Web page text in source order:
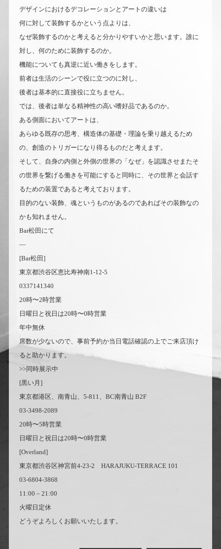
デザインにおけるデコレーションとアートの違いは
何に対して装飾するかという点よりは、
なぜ装飾するのかと考えると分かりやすいかと思います。誰に
対し、何のために装飾するのか。
機能についても真逆に近い働きをします。
前者は生活のシーンで役に立つのに対し、
後者は基本的に直接役に立ちません。
では、後者は単なる精神性の高い嗜好品であるのか。
ある側面においてアートは、
あらゆる既存の思考、構造体の基礎・理論を乗り越えるため
の、創造のトリガーになり得るものだと考えます。
そして、自身の内側と外側の世界の「なぜ」を認識させまたそ
の世界を繋げる働きを可能にすると同時に、その世界と会話す
るための装置であると考えております。
目的のない装飾、魂というものがあるのであればその装飾なの
かも知れません。
Bar松田にて
—
[Bar松田]
東京都渋谷区恵比寿神南1-12-5
0337141340
20時〜2時営業
日曜日と祝日は20時〜0時営業
年中無休
席数が少ないので、事前予約か当日電話確認の上でご来店頂け
ると助かります。
>>同時展示中
[黒い月]
東京都港区、南青山、5-811、BC南青山 B2F
03-3498-2089
20時〜5時営業
日曜日と祝日は20時〜0時営業
[Overland]
東京都渋谷区神宮前4-23-2 HARAJUKU-TERRACE 101
03-6804-3868
11:00 – 21:00
火曜日定休
どうぞよろしくお願いいたします。